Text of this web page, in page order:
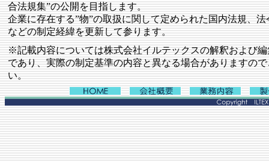
合法規集”の公開を目指します。
企業に存在する”物”の取扱に関して定められた国内法規、
などの制定経緯を更新して参ります。
※記載内容については株式会社イルテックスの解釈および
であり、実際の制定基準の内容と異なる場合がありますの
い。